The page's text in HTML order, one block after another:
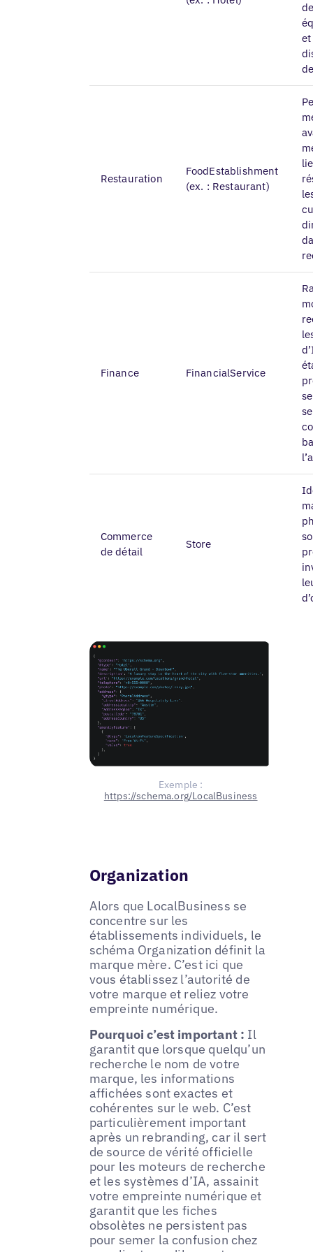
Restauration
FoodEstablishment
(ex. : Restaurant)
Finance FinancialService
Commerce
de détail
Store
Exemple :
https://schema.org/LocalBusiness
Organization
Alors que LocalBusiness se
concentre sur les
établissements individuels, le
schéma Organization définit la
marque mère. C’est ici que
vous établissez l’autorité de
votre marque et reliez votre
empreinte numérique.
Pourquoi c’est important : Il
garantit que lorsque quelqu’un
recherche le nom de votre
marque, les informations
affichées sont exactes et
cohérentes sur le web. C’est
particulièrement important
après un rebranding, car il sert
de source de vérité officielle
pour les moteurs de recherche
et les systèmes d’IA, assainit
votre empreinte numérique et
garantit que les fiches
obsolètes ne persistent pas
pour semer la confusion chez